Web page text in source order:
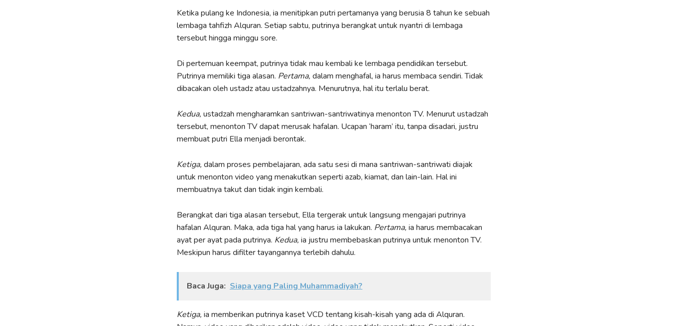
Ketika pulang ke Indonesia, ia menitipkan putri pertamanya yang berusia 8 tahun ke sebuah
lembaga tahfizh Alquran. Setiap sabtu, putrinya berangkat untuk nyantri di lembaga
tersebut hingga minggu sore.
Di pertemuan keempat, putrinya tidak mau kembali ke lembaga pendidikan tersebut.
Putrinya memiliki tiga alasan. Pertama, dalam menghafal, ia harus membaca sendiri. Tidak
dibacakan oleh ustadz atau ustadzahnya. Menurutnya, hal itu terlalu berat.
Kedua, ustadzah mengharamkan santriwan-santriwatinya menonton TV. Menurut ustadzah
tersebut, menonton TV dapat merusak hafalan. Ucapan ‘haram’ itu, tanpa disadari, justru
membuat putri Ella menjadi berontak.
Ketiga, dalam proses pembelajaran, ada satu sesi di mana santriwan-santriwati diajak
untuk menonton video yang menakutkan seperti azab, kiamat, dan lain-lain. Hal ini
membuatnya takut dan tidak ingin kembali.
Berangkat dari tiga alasan tersebut, Ella tergerak untuk langsung mengajari putrinya
hafalan Alquran. Maka, ada tiga hal yang harus ia lakukan. Pertama, ia harus membacakan
ayat per ayat pada putrinya. Kedua, ia justru membebaskan putrinya untuk menonton TV.
Meskipun harus difilter tayangannya terlebih dahulu.
Baca Juga: Siapa yang Paling Muhammadiyah?
Ketiga, ia memberikan putrinya kaset VCD tentang kisah-kisah yang ada di Alquran.